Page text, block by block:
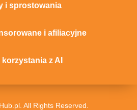
i sprostowania
i afiliacyjne
z AI
All Rights Reserved.